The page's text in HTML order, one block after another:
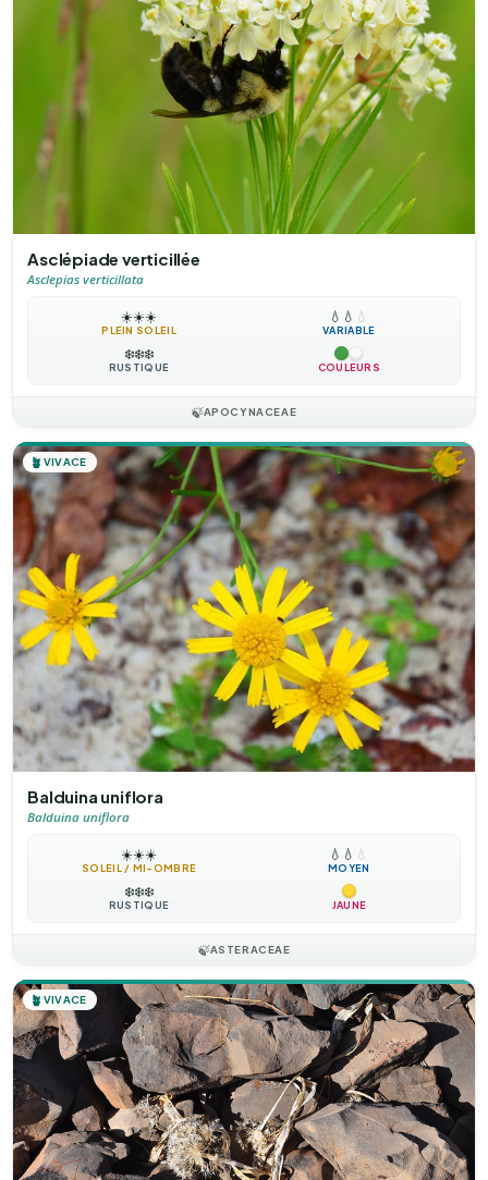
Asclépiade verticillée
Asclepias verticillata
☀️☀️☀️
PLEIN SOLEIL
💧 💧 💧
VARIABLE
❄️❄️❄️
RUSTIQUE COULEURS
🍃APOCYNACEAE
🪴 VIVACE
Balduina uniflora
Balduina uniflora
☀️☀️☀️
SOLEIL / MI-OMBRE
💧 💧 💧
MOYEN
❄️❄️❄️
RUSTIQUE JAUNE
🍃ASTERACEAE
🪴 VIVACE